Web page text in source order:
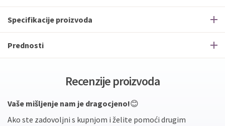
Specifikacije proizvoda
Prednosti
Recenzije proizvoda
Vaše mišljenje nam je dragocjeno!😊
Ako ste zadovoljni s kupnjom i želite pomoći drugim